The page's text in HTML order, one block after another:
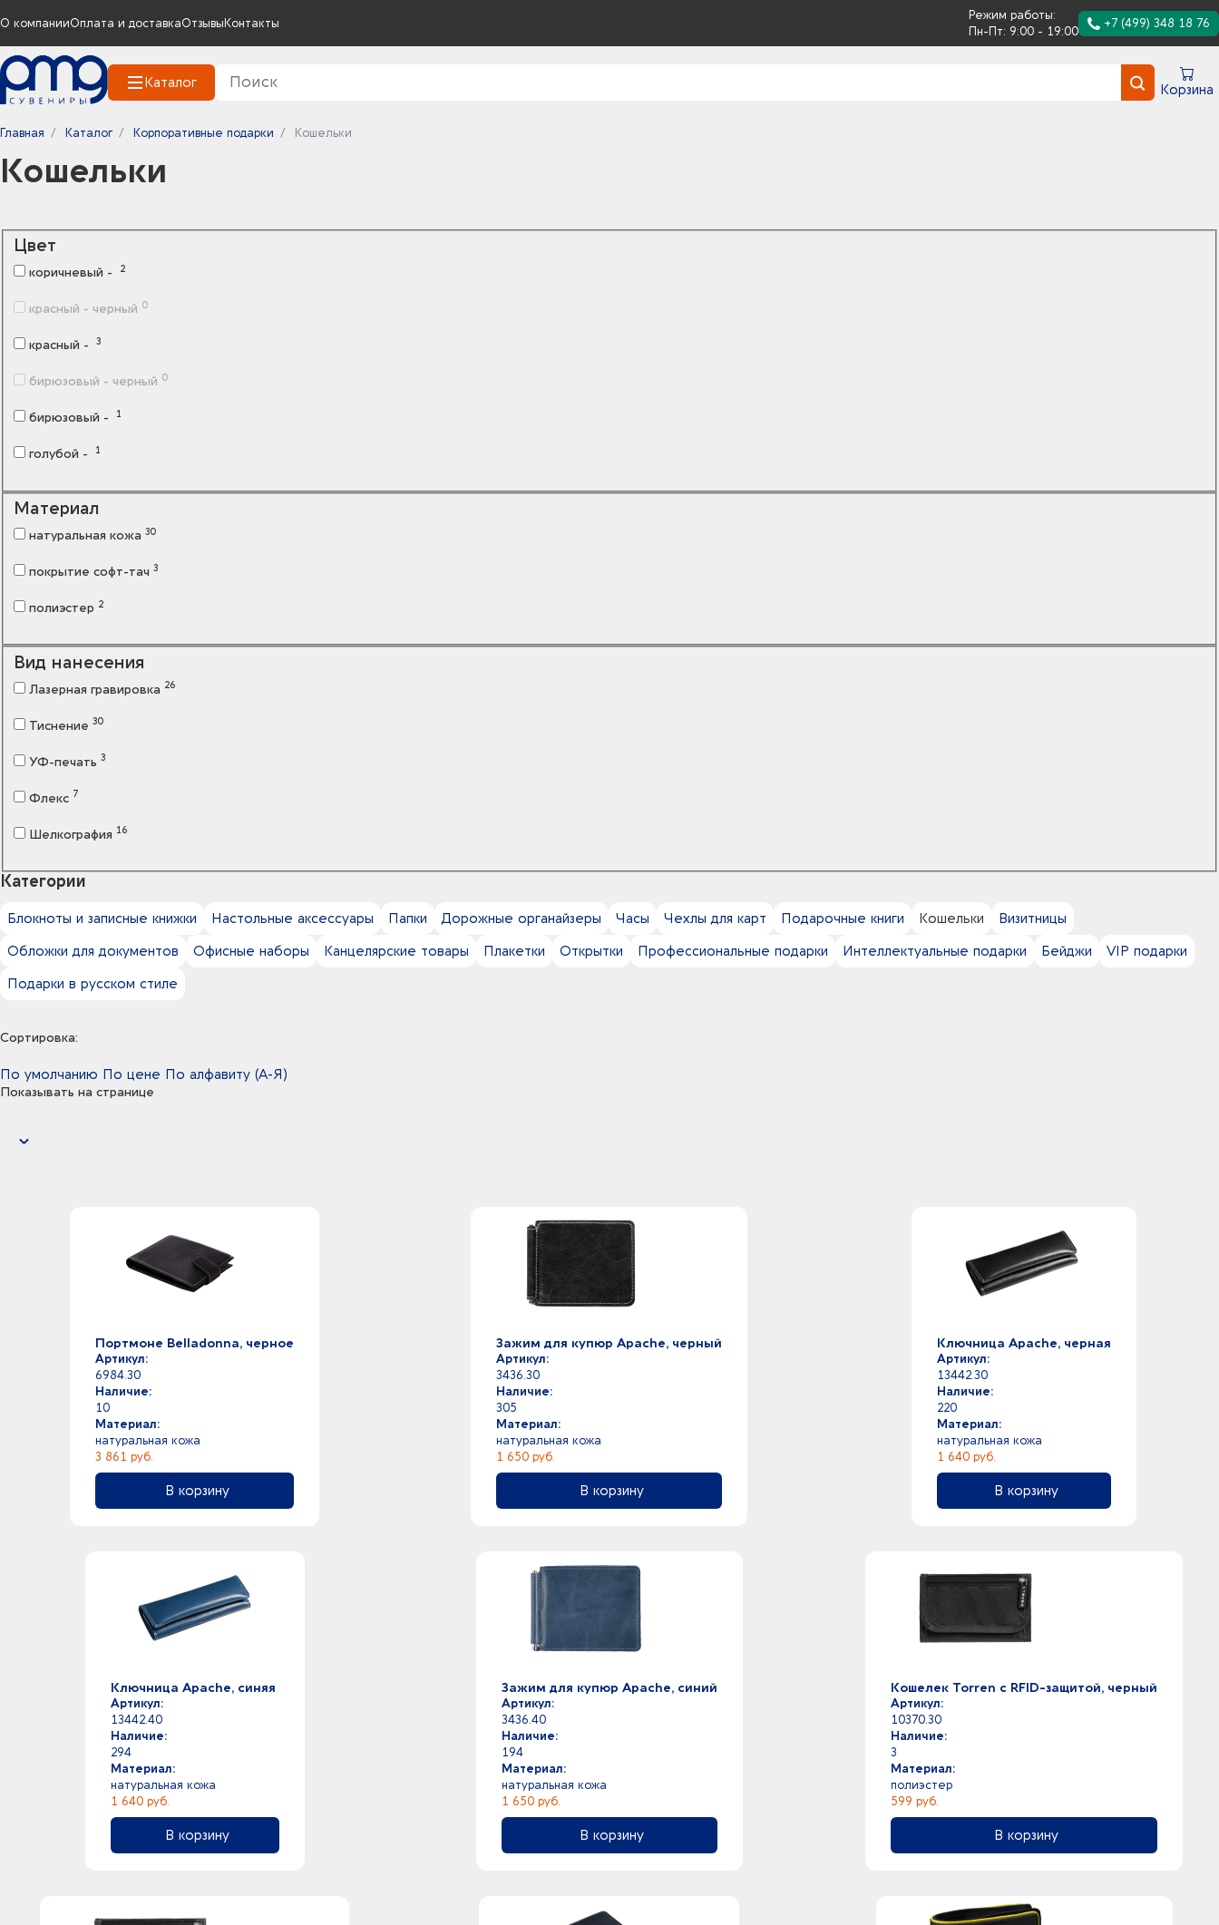
О компанииОплата и доставкаОтзывы Контакты
Режим работы:
Пн-Пт: 9:00 - 19:00
+7 (499) 348 18 76
Каталог Корзина
Главная Каталог Корпоративные подарки Кошельки
Кошельки
Цвет
коричневый - 2
красный - черный 0
красный - 3
бирюзовый - черный 0
бирюзовый - 1
голубой - 1
желтый - черный
черный - 7
Материал
натуральная кожа 30
покрытие софт-тач 3
полиэстер 2
Вид нанесения
Лазерная гравировка 26
Тиснение 30
УФ-печать 3
Флекс 7
Шелкография 16
Категории
Блокноты и записные книжки Настольные аксессуары Папки Дорожные органайзеры Часы Чехлы для карт Подарочные книги Кошельки
Визитницы
Обложки для документов
Офисные наборы Канцелярские товары Плакетки Открытки Профессиональные подарки Интеллектуальные подарки Бейджи
VIP подарки
Подарки в русском стиле
Сортировка:
По умолчанию По цене По алфавиту (А-Я)
Показывать на странице
24
Портмоне Belladonna, черное
Артикул:
6984.30
Наличие:
10
Материал:
натуральная кожа
3 861 руб.
В корзину
Зажим для купюр Apache, черный
Артикул:
3436.30
Наличие:
305
Материал:
натуральная кожа
1 650 руб.
В корзину
Ключница Apache, черная
Артикул:
13442.30
Наличие:
220
Материал:
натуральная кожа
1 640 руб.
В корзину
Ключница Apache, синяя
Артикул:
13442.40
Наличие:
294
Материал:
натуральная кожа
1 640 руб.
В корзину
Зажим для купюр Apache, синий
Артикул:
3436.40
Наличие:
194
Материал:
натуральная кожа
1 650 руб.
В корзину
Кошелек Torren с RFID-защитой, черный
Артикул:
10370.30
Наличие:
3
Материал:
полиэстер
599 руб.
В корзину